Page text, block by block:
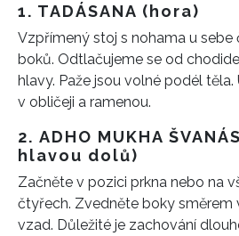
1. TADÁSANA (hora)
Vzpřímený stoj s nohama u sebe
boků. Odtlačujeme se od
hlavy. Paže jsou volné podél těla.
v obličeji a ramenou.
2. ADHO MUKHA
hlavou dolů)
Začněte v pozici prkna nebo na
čtyřech. Zvedněte boky směrem
vzad. Důležité je zachování